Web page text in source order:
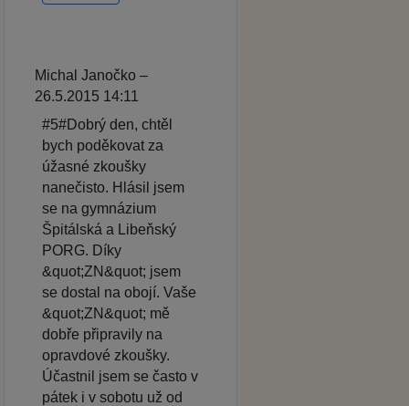
Michal Janočko –
26.5.2015 14:11
#5#Dobrý den, chtěl
bych poděkovat za
úžasné zkoušky
nanečisto. Hlásil jsem
se na gymnázium
Špitálská a Libeňský
PORG. Díky
&quot;ZN&quot; jsem
se dostal na obojí. Vaše
&quot;ZN&quot; mě
dobře připravily na
opravdové zkoušky.
Účastnil jsem se často v
pátek i v sobotu už od